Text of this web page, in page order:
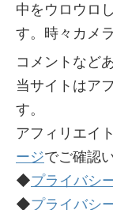
中をウロウロ
す。時々カメ
コメントなど
当サイトはア
す。
アフィリエイ
ージでご確認
◆プライバシ
◆プライバシ